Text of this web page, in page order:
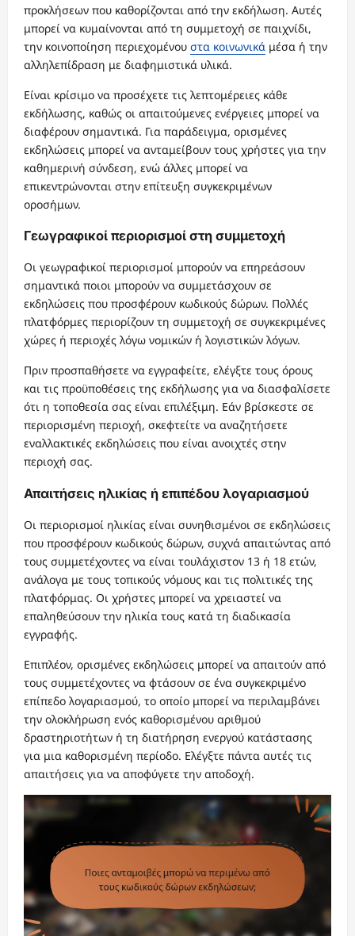
προκλήσεων που καθορίζονται από την εκδήλωση. Αυτές
μπορεί να κυμαίνονται από τη συμμετοχή σε παιχνίδι,
την κοινοποίηση περιεχομένου στα κοινωνικά μέσα ή την
αλληλεπίδραση με διαφημιστικά υλικά.
Είναι κρίσιμο να προσέχετε τις λεπτομέρειες κάθε
εκδήλωσης, καθώς οι απαιτούμενες ενέργειες μπορεί να
διαφέρουν σημαντικά. Για παράδειγμα, ορισμένες
εκδηλώσεις μπορεί να ανταμείβουν τους χρήστες για την
καθημερινή σύνδεση, ενώ άλλες μπορεί να
επικεντρώνονται στην επίτευξη συγκεκριμένων
οροσήμων.
Γεωγραφικοί περιορισμοί στη συμμετοχή
Οι γεωγραφικοί περιορισμοί μπορούν να επηρεάσουν
σημαντικά ποιοι μπορούν να συμμετάσχουν σε
εκδηλώσεις που προσφέρουν κωδικούς δώρων. Πολλές
πλατφόρμες περιορίζουν τη συμμετοχή σε συγκεκριμένες
χώρες ή περιοχές λόγω νομικών ή λογιστικών λόγων.
Πριν προσπαθήσετε να εγγραφείτε, ελέγξτε τους όρους
και τις προϋποθέσεις της εκδήλωσης για να διασφαλίσετε
ότι η τοποθεσία σας είναι επιλέξιμη. Εάν βρίσκεστε σε
περιορισμένη περιοχή, σκεφτείτε να αναζητήσετε
εναλλακτικές εκδηλώσεις που είναι ανοιχτές στην
περιοχή σας.
Απαιτήσεις ηλικίας ή επιπέδου λογαριασμού
Οι περιορισμοί ηλικίας είναι συνηθισμένοι σε εκδηλώσεις
που προσφέρουν κωδικούς δώρων, συχνά απαιτώντας από
τους συμμετέχοντες να είναι τουλάχιστον 13 ή 18 ετών,
ανάλογα με τους τοπικούς νόμους και τις πολιτικές της
πλατφόρμας. Οι χρήστες μπορεί να χρειαστεί να
επαληθεύσουν την ηλικία τους κατά τη διαδικασία
εγγραφής.
Επιπλέον, ορισμένες εκδηλώσεις μπορεί να απαιτούν από
τους συμμετέχοντες να φτάσουν σε ένα συγκεκριμένο
επίπεδο λογαριασμού, το οποίο μπορεί να περιλαμβάνει
την ολοκλήρωση ενός καθορισμένου αριθμού
δραστηριοτήτων ή τη διατήρηση ενεργού κατάστασης
για μια καθορισμένη περίοδο. Ελέγξτε πάντα αυτές τις
απαιτήσεις για να αποφύγετε την αποδοχή.